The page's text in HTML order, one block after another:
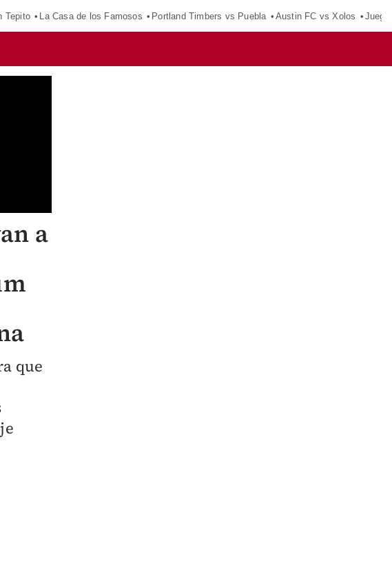
Tepito La Casa de los Famosos Portland Timbers vs Puebla Austin FC vs Xolos
a
que